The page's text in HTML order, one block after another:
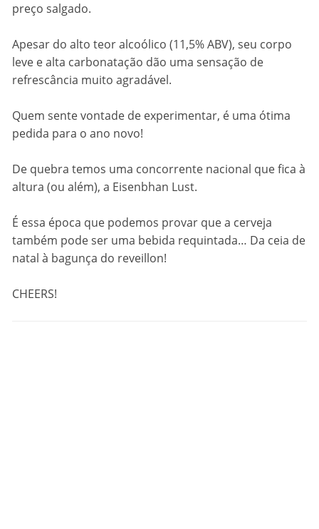
preço salgado.
Apesar do alto teor alcoólico (11,5% ABV), seu corpo
leve e alta carbonatação dão uma sensação de
refrescância muito agradável.
Quem sente vontade de experimentar, é uma ótima
pedida para o ano novo!
De quebra temos uma concorrente nacional que fica à
altura (ou além), a Eisenbhan Lust.
É essa época que podemos provar que a cerveja
também pode ser uma bebida requintada… Da ceia de
natal à bagunça do reveillon!
CHEERS!